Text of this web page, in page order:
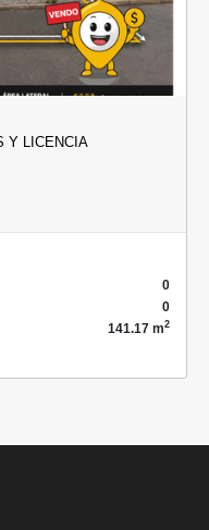
Y LICENCIA
0
0
141.17 m2